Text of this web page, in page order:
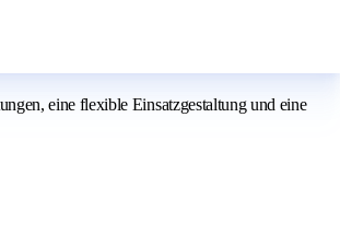
eine flexible Einsatzgestaltung und eine